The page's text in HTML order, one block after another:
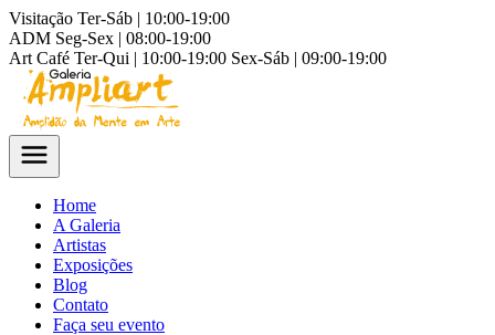
Visitação Ter-Sáb | 10:00-19:00
ADM Seg-Sex | 08:00-19:00
Art Café Ter-Qui | 10:00-19:00 Sex-Sáb | 09:00-19:00
Home
A Galeria
Artistas
Exposições
Blog
Contato
Faça seu evento